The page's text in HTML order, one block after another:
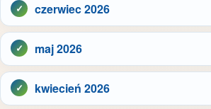
czerwiec 2026
maj 2026
kwiecień 2026